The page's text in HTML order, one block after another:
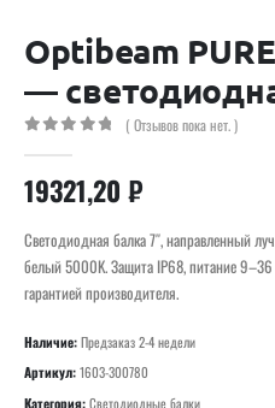
Optibeam
—
( Отзывов пока нет. )
19321,20 ₽
Светодиодная балка 7″, направленный
белый 5000K. Защита IP68, питание
гарантией производителя.
Наличие:Предзаказ 2-4 недели
Артикул:1603-300780
Категория:Светодиодные балки